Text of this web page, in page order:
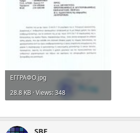
ΕΓΓΡΑΦΟ.jpg
28.8 KB · Views: 348
SBE